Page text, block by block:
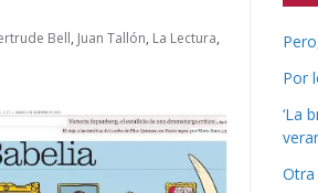
Bell, Juan Tallón, La Lectura,
Por
‘La
Otra